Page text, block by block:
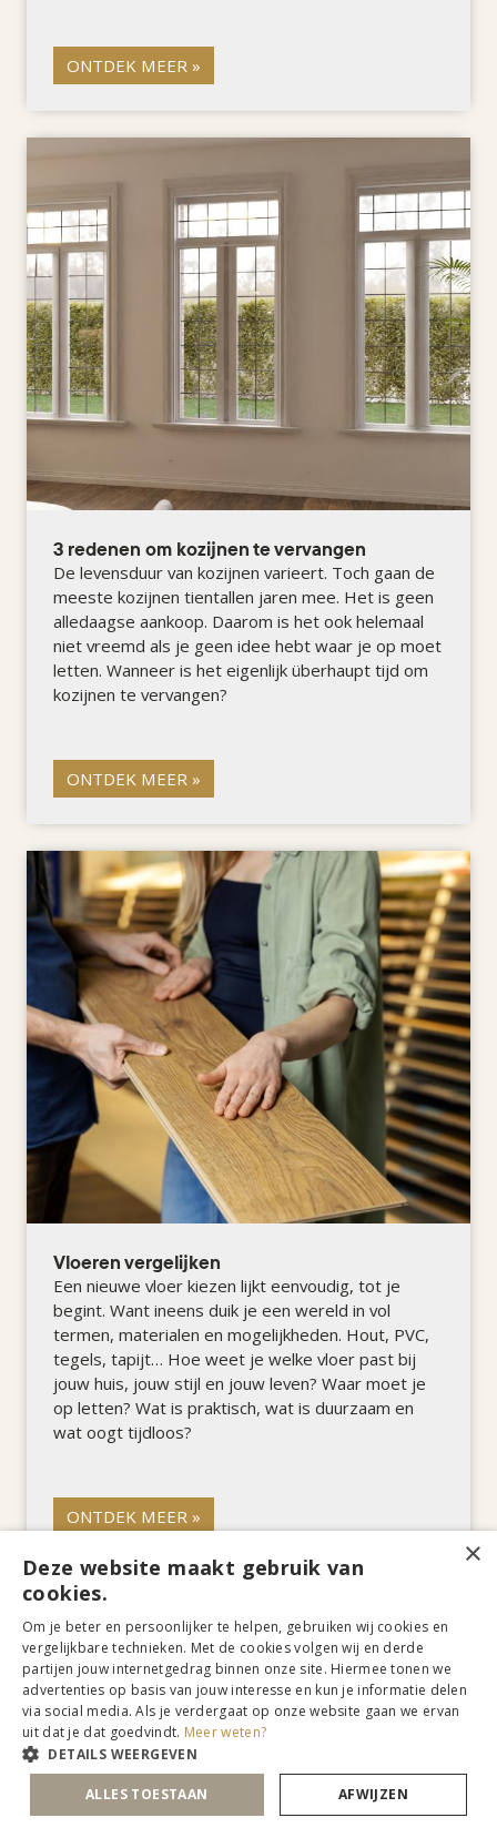
ONTDEK MEER »
3 redenen om kozijnen te vervangen
De levensduur van kozijnen varieert. Toch gaan de
meeste kozijnen tientallen jaren mee. Het is geen
alledaagse aankoop. Daarom is het ook helemaal
niet vreemd als je geen idee hebt waar je op moet
letten. Wanneer is het eigenlijk überhaupt tijd om
kozijnen te vervangen?
ONTDEK MEER »
Vloeren vergelijken
Een nieuwe vloer kiezen lijkt eenvoudig, tot je
begint. Want ineens duik je een wereld in vol
termen, materialen en mogelijkheden. Hout, PVC,
tegels, tapijt… Hoe weet je welke vloer past bij
jouw huis, jouw stijl en jouw leven? Waar moet je
op letten? Wat is praktisch, wat is duurzaam en
wat oogt tijdloos?
ONTDEK MEER »
×
Deze website maakt gebruik van
cookies.
Om je beter en persoonlijker te helpen, gebruiken wij cookies en
vergelijkbare technieken. Met de cookies volgen wij en derde
partijen jouw internetgedrag binnen onze site. Hiermee tonen we
advertenties op basis van jouw interesse en kun je informatie delen
via social media. Als je verdergaat op onze website gaan we ervan
uit dat je dat goedvindt. Meer weten?
DETAILS WEERGEVEN
ALLES TOESTAAN AFWIJZEN